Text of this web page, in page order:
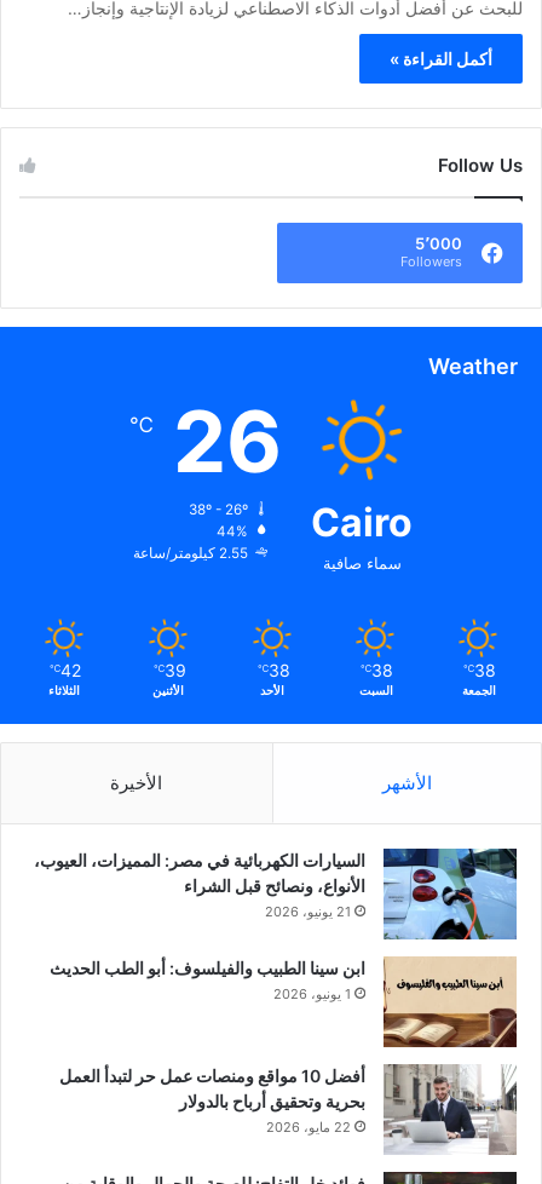
للبحث عن أفضل أدوات الذكاء الاصطناعي لزيادة الإنتاجية وإنجاز…
أكمل القراءة »
Follow Us
5٬000
Followers
Weather
Cairo
سماء صافية
26
℃
44%
2.55 كيلومتر/ساعة
38
℃
الجمعة
38
℃
السبت
38
℃
الأحد
39
℃
الأثنين
42
℃
الثلاثاء
الأشهر الأخيرة
السيارات الكهربائية في مصر: المميزات، العيوب،
الأنواع، ونصائح قبل الشراء
21 يونيو، 2026
ابن سينا الطبيب والفيلسوف: أبو الطب الحديث
1 يونيو، 2026
أفضل 10 مواقع ومنصات عمل حر لتبدأ العمل
بحرية وتحقيق أرباح بالدولار
22 مايو، 2026